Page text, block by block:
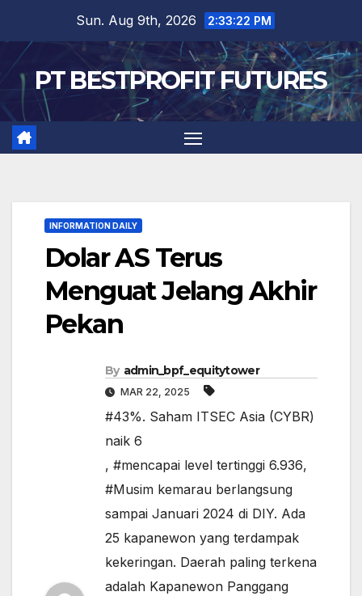
content
Sun. Aug 9th, 2026 2:33:23 PM
PT BESTPROFIT FUTURES
INFORMATION DAILY
Dolar AS Terus
Menguat Jelang Akhir
Pekan
By admin_bpf_equitytower
MAR 22, 2025
#43%. Saham ITSEC Asia (CYBR)
naik 6
, #mencapai level tertinggi 6.936,
#Musim kemarau berlangsung
sampai Januari 2024 di DIY. Ada
25 kapanewon yang terdampak
kekeringan. Daerah paling terkena
adalah Kapanewon Panggang